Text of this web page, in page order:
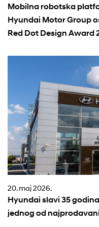
Mobilna robotska
Hyundai Motor Group
Red Dot Design Award
20. maj 2026.
Hyundai slavi 35
jednog od